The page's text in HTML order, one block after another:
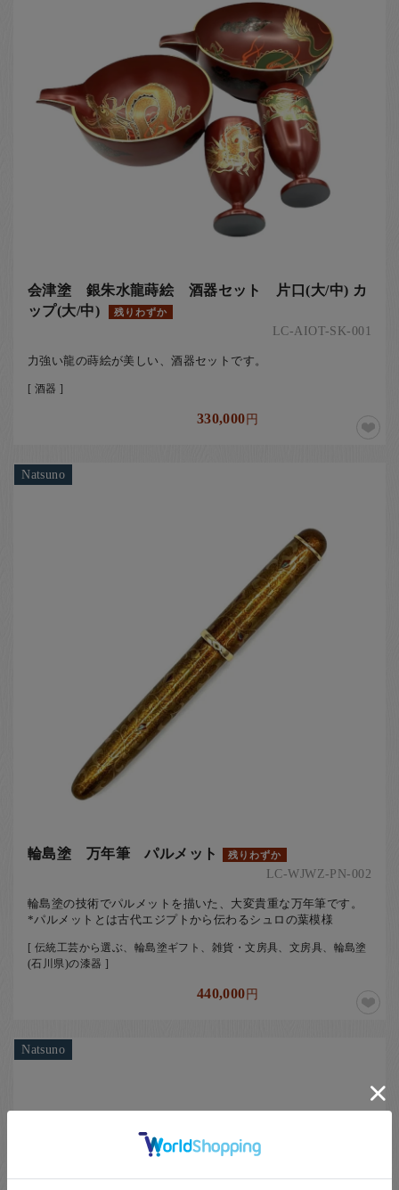
会津塗 銀朱水龍蒔絵 酒器セット 片口(大/中) カ
ップ(大/中)
残りわずか
LC-AIOT-SK-001
力強い龍の蒔絵が美しい、酒器セットです。
[ 酒器 ]
330,000円
Natsuno
輪島塗 万年筆 パルメット 残りわずか
LC-WJWZ-PN-002
輪島塗の技術でパルメットを描いた、大変貴重な万年筆です。
*パルメットとは古代エジプトから伝わるシュロの葉模様
[ 伝統工芸から選ぶ、輪島塗ギフト、雑貨・文房具、文房具、輪島塗
(石川県)の漆器 ]
440,000円
Natsuno